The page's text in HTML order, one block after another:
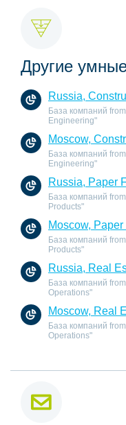
Другие
Russia,
База компаний
Engineering"
Moscow,
База компаний
Engineering"
Russia, Paper
База компаний
Products"
Moscow,
База компаний
Products"
Russia, Real
База компаний
Operations"
Moscow, Real
База компаний
Operations"